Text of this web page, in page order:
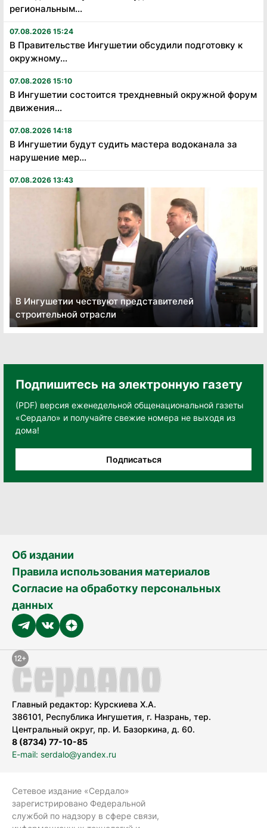
региональным...
07.08.2026 15:24
В Правительстве Ингушетии обсудили подготовку к
окружному...
07.08.2026 15:10
В Ингушетии состоится трехдневный окружной форум
движения...
07.08.2026 14:18
В Ингушетии будут судить мастера водоканала за
нарушение мер...
07.08.2026 13:43
В Ингушетии чествуют представителей
строительной отрасли
Подпишитесь на электронную газету
(PDF) версия еженедельной общенациональной газеты
«Сердало» и получайте свежие номера не выходя из
дома!
Подписаться
Об издании
Правила использования материалов
Согласие на обработку персональных
данных
Главный редактор: Курскиева Х.А.
386101, Республика Ингушетия, г. Назрань, тер.
Центральный округ, пр. И. Базоркина, д. 60.
8 (8734) 77-10-85
E-mail: serdalo@yandex.ru
Сетевое издание «Сердало»
зарегистрировано Федеральной
службой по надзору в сфере связи,